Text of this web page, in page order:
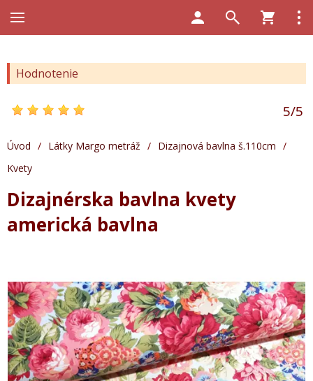
Hodnotenie
5/5
Úvod / Látky Margo metráž / Dizajnová bavlna š.110cm /
Kvety
Dizajnérska bavlna kvety
americká bavlna